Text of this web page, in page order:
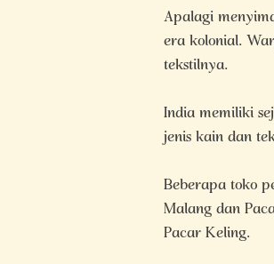
Apalagi
era kolonial.
tekstilnya.
India memiliki
jenis kain dan
Beberapa toko
Malang dan
Pacar Keling.